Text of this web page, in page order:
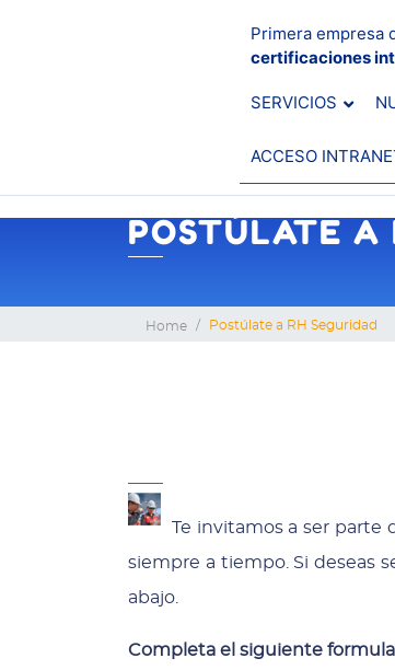
Primera empresa
certificaciones
SERVICIOS
ACCESO
POSTÚLATE A
Home Postúlate a RH Seguridad
Te invitamos a ser parte
siempre a tiempo. Si deseas
abajo.
Completa el siguiente